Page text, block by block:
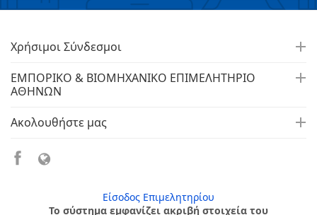
Χρήσιμοι Σύνδεσμοι
ΕΜΠΟΡΙΚΟ & ΒΙΟΜΗΧΑΝΙΚΟ ΕΠΙΜΕΛΗΤΗΡΙΟ
ΑΘΗΝΩΝ
Ακολουθήστε μας
Είσοδος Επιμελητηρίου
Το σύστημα εμφανίζει ακριβή στοιχεία του